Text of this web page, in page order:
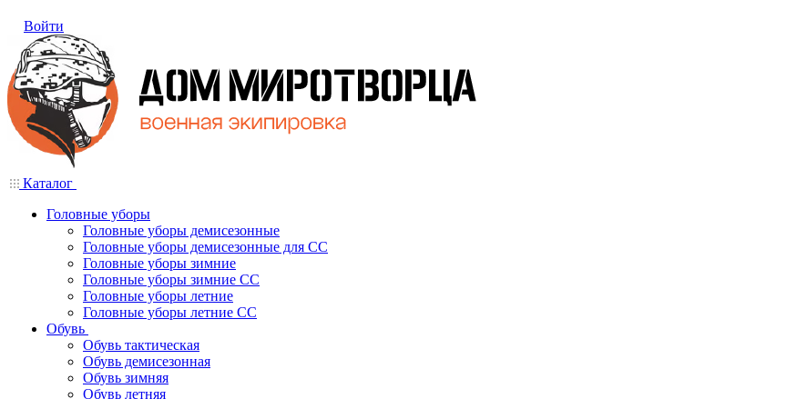
Войти
Каталог
Головные уборы
Головные уборы демисезонные
Головные уборы демисезонные для СС
Головные уборы зимние
Головные уборы зимние СС
Головные уборы летние
Головные уборы летние СС
Обувь
Обувь тактическая
Обувь демисезонная
Обувь зимняя
Обувь летняя